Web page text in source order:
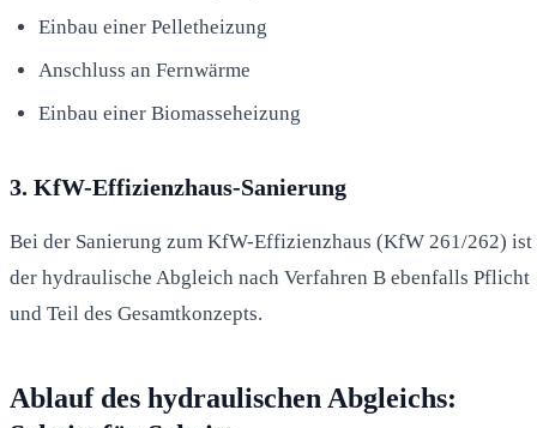
Einbau einer Pelletheizung
Anschluss an Fernwärme
Einbau einer Biomasseheizung
3. KfW-Effizienzhaus-Sanierung
Bei der Sanierung zum KfW-Effizienzhaus (KfW 261/262) ist
der hydraulische Abgleich nach Verfahren B ebenfalls Pflicht
und Teil des Gesamtkonzepts.
Ablauf des hydraulischen Abgleichs: